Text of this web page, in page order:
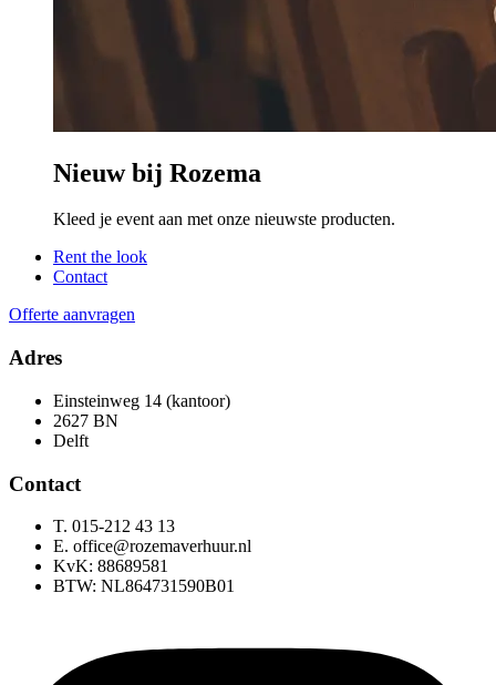
Nieuw bij Rozema
Kleed je event aan met onze nieuwste producten.
Rent the look
Contact
Offerte aanvragen
Adres
Einsteinweg 14 (kantoor)
2627 BN
Delft
Contact
T. 015-212 43 13
E. office@rozemaverhuur.nl
KvK: 88689581
BTW: NL864731590B01